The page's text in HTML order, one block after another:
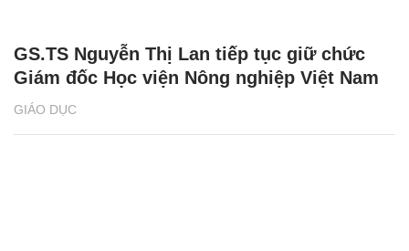
GIÁO DỤC
GS.TS Nguyễn Thị Lan tiếp tục giữ chức
Giám đốc Học viện Nông nghiệp Việt Nam